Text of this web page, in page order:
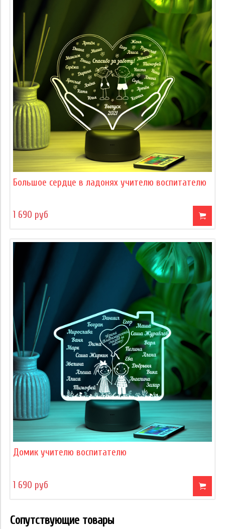
Большое сердце в ладонях учителю воспитателю
1 690 руб
Домик учителю воспитателю
1 690 руб
Сопутствующие товары